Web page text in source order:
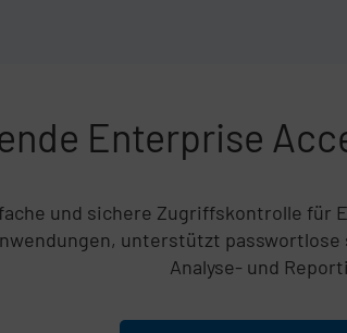
Enterprise
und sichere Zugriffskontrolle
unterstützt
Analyse- und